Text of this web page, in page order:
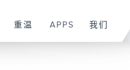
重温 APPS 我们